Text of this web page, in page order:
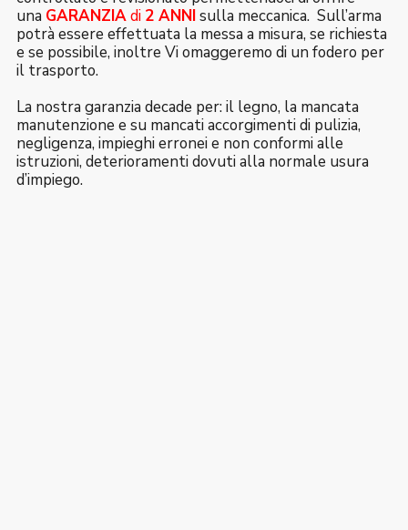
una GARANZIAdi 2 ANNIsulla meccanica. Sull’arma
potrà essere effettuata la messa a misura, se richiesta
e se possibile, inoltre Vi omaggeremo di un fodero per
il trasporto.
La nostra garanzia decade per: il legno, la mancata
manutenzione e su mancati accorgimenti di pulizia,
negligenza, impieghi erronei e non conformi alle
istruzioni, deterioramenti dovuti alla normale usura
d’impiego.